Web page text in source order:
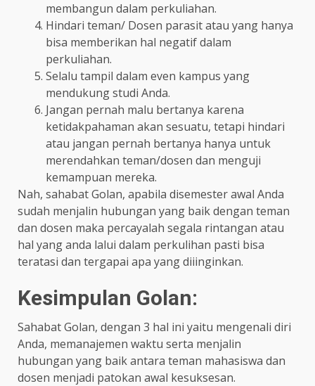
membangun dalam perkuliahan.
Hindari teman/ Dosen parasit atau yang hanya
bisa memberikan hal negatif dalam
perkuliahan.
Selalu tampil dalam even kampus yang
mendukung studi Anda.
Jangan pernah malu bertanya karena
ketidakpahaman akan sesuatu, tetapi hindari
atau jangan pernah bertanya hanya untuk
merendahkan teman/dosen dan menguji
kemampuan mereka.
Nah, sahabat Golan, apabila disemester awal Anda
sudah menjalin hubungan yang baik dengan teman
dan dosen maka percayalah segala rintangan atau
hal yang anda lalui dalam perkulihan pasti bisa
teratasi dan tergapai apa yang diiinginkan.
Kesimpulan Golan:
Sahabat Golan, dengan 3 hal ini yaitu mengenali diri
Anda, memanajemen waktu serta menjalin
hubungan yang baik antara teman mahasiswa dan
dosen menjadi patokan awal kesuksesan.